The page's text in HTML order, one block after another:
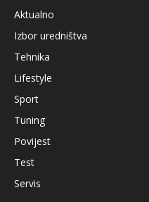
Aktualno
Izbor uredništva
Tehnika
Lifestyle
Sport
Tuning
Povijest
Test
Servis